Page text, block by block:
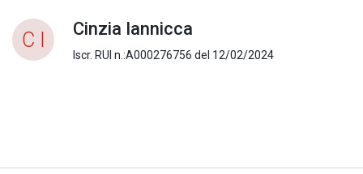
C I Cinzia Iannicca
Iscr. RUI n.:A000276756 del 12/02/2024